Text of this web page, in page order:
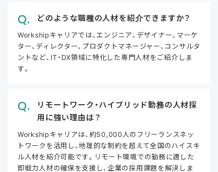
どのような職種の人材を紹介できますか？
Workshipキャリアでは、エンジニア、デザイナー、マーケ
ター、ディレクター、プロダクトマネージャー、コンサルタ
ントなど、IT・DX領域に特化した専門人材をご紹介しま
す。
リモートワーク・ハイブリッド勤務の人材採
用に強い理由は？
Workshipキャリアは、約50,000人のフリーランスネッ
トワークを活用し、地理的な制約を超えて全国のハイスキ
ル人材を紹介可能です。リモート環境での勤務に適した
即戦力人材の確保を支援し、企業の採用課題を解決しま